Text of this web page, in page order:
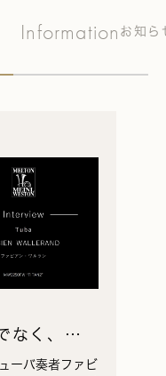
Information お知ら
なく、音
ーバ奏者ファビ